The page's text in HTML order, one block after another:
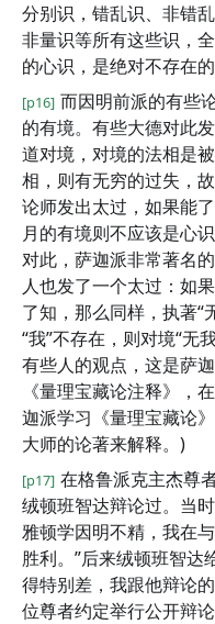
分别识，错乱识、非错
非量识等所有这些识，
的心识，是绝对不存在的
[p16] 而因明前派的有些
的有境。有些大德对此
道对境，对境的法相是
相，则有无穷的过失，
论师发出太过，如果能
月的有境则不应该是心
对此，萨迦派非常著名
人也发了一个太过：如
了知，那么同样，执著“
“我”不存在，则对境“无
有些人的观点，这是萨
《量理宝藏论注释》，
迦派学习《量理宝藏论
大师的论著来解释。)
[p17] 在格鲁派克主杰尊
绒顿班智达辩论过。当
雅顿学因明不精，我在
胜利。”后来绒顿班智达
得特别差，我跟他辩论
位尊者约定举行公开辩